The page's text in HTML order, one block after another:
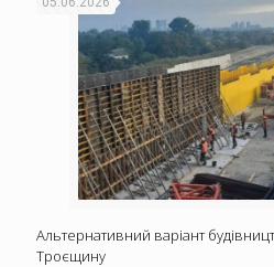
Альтернативний варіант
Троєщину